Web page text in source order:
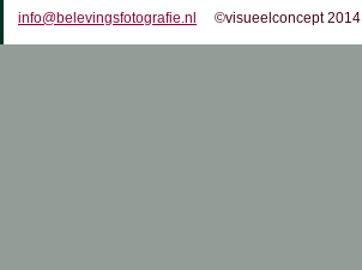
info@belevingsfotografie.nl ©visueelconcept 2014